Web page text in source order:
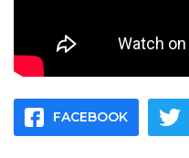
FACEBOOK